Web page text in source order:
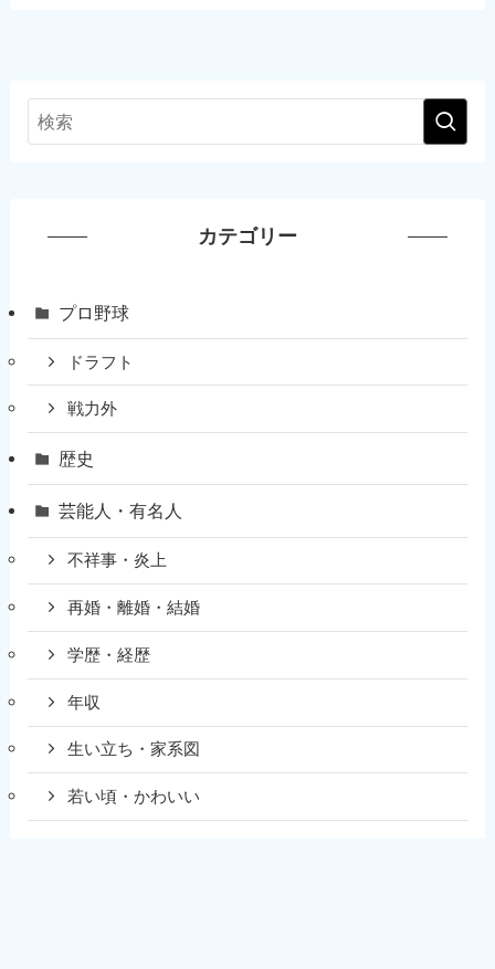
カテゴリー
プロ野球
ドラフト
戦力外
歴史
芸能人・有名人
不祥事・炎上
再婚・離婚・結婚
学歴・経歴
年収
生い立ち・家系図
若い頃・かわいい